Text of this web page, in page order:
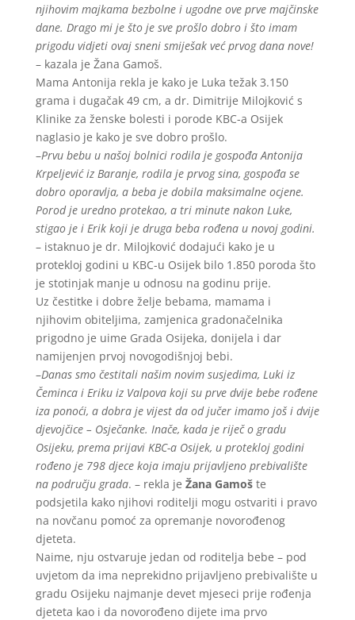
njihovim majkama bezbolne i ugodne ove prve majčinske
dane. Drago mi je što je sve prošlo dobro i što imam
prigodu vidjeti ovaj sneni smiješak već prvog dana nove!
– kazala je Žana Gamoš.
Mama Antonija rekla je kako je Luka težak 3.150
grama i dugačak 49 cm, a dr. Dimitrije Milojković s
Klinike za ženske bolesti i porode KBC-a Osijek
naglasio je kako je sve dobro prošlo.
–Prvu bebu u našoj bolnici rodila je gospođa Antonija
Krpeljević iz Baranje, rodila je prvog sina, gospođa se
dobro oporavlja, a beba je dobila maksimalne ocjene.
Porod je uredno protekao, a tri minute nakon Luke,
stigao je i Erik koji je druga beba rođena u novoj godini.
– istaknuo je dr. Milojković dodajući kako je u
protekloj godini u KBC-u Osijek bilo 1.850 poroda što
je stotinjak manje u odnosu na godinu prije.
Uz čestitke i dobre želje bebama, mamama i
njihovim obiteljima, zamjenica gradonačelnika
prigodno je uime Grada Osijeka, donijela i dar
namijenjen prvoj novogodišnjoj bebi.
–Danas smo čestitali našim novim susjedima, Luki iz
Čeminca i Eriku iz Valpova koji su prve dvije bebe rođene
iza ponoći, a dobra je vijest da od jučer imamo još i dvije
djevojčice – Osječanke. Inače, kada je riječ o gradu
Osijeku, prema prijavi KBC-a Osijek, u protekloj godini
rođeno je 798 djece koja imaju prijavljeno prebivalište
na području grada. – rekla je Žana Gamošte
podsjetila kako njihovi roditelji mogu ostvariti i pravo
na novčanu pomoć za opremanje novorođenog
djeteta.
Naime, nju ostvaruje jedan od roditelja bebe – pod
uvjetom da ima neprekidno prijavljeno prebivalište u
gradu Osijeku najmanje devet mjeseci prije rođenja
djeteta kao i da novorođeno dijete ima prvo